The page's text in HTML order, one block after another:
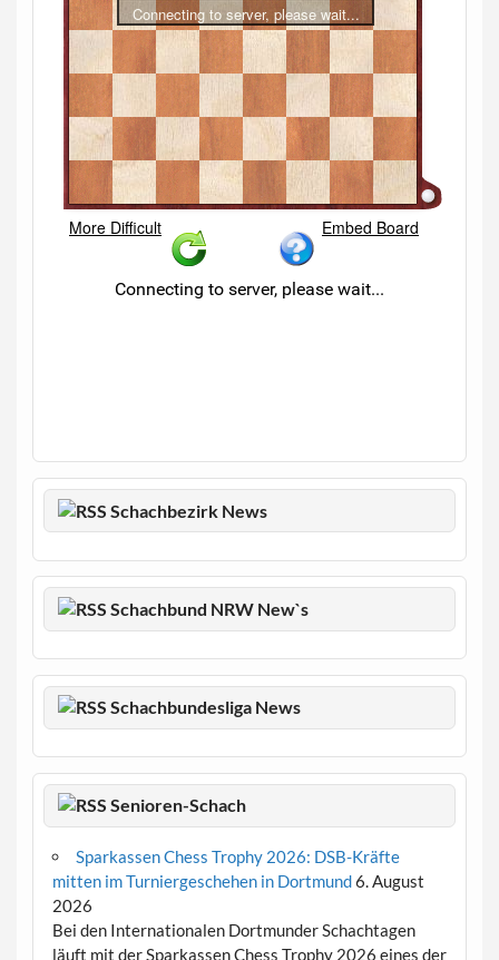
Schachbezirk News
Schachbund NRW New`s
Schachbundesliga News
Senioren-Schach
Sparkassen Chess Trophy 2026: DSB-Kräfte
mitten im Turniergeschehen in Dortmund6. August
2026
Bei den Internationalen Dortmunder Schachtagen
läuft mit der Sparkassen Chess Trophy 2026 eines der